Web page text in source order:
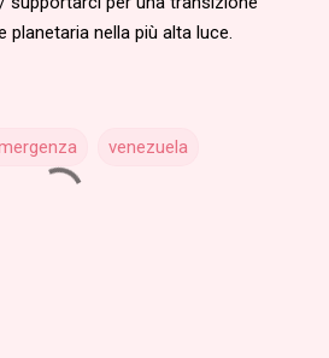
planetaria nella più alta luce.
venezuela